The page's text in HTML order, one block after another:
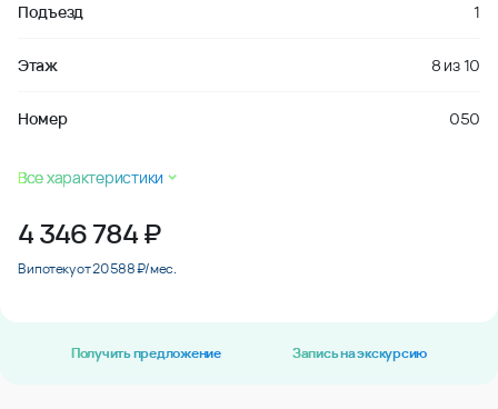
Подъезд 1
Этаж 8 из10
Номер 050
Все характеристики
4 346 784₽
В ипотеку от 20 588 ₽/мес.
Получить предложение Запись на экскурсию